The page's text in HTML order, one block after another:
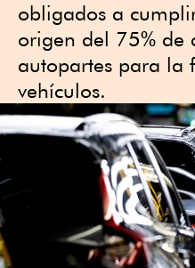
obligados a
origen del 75% de
autopartes para la
vehículos.